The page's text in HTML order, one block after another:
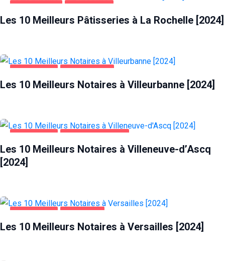
Les 10 Meilleurs Pâtisseries à La Rochelle [2024]
Les 10 Meilleurs Notaires à Villeurbanne [2024]
Les 10 Meilleurs Notaires à Villeneuve-d’Ascq
[2024]
Les 10 Meilleurs Notaires à Versailles [2024]